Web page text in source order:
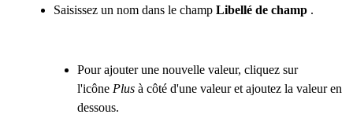
Saisissez un nom dans le champ Libellé de champ .
Pour ajouter une nouvelle valeur, cliquez sur
l'icône Plus à côté d'une valeur et ajoutez la valeur en
dessous.